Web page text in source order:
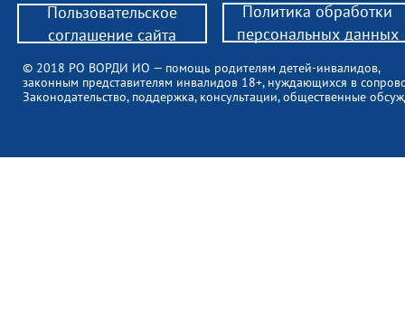
© 2018 РО ВОРДИ ИО — помощь родителям детей-инвалидов,
законным представителям инвалидов 18+, нуждающихся в
Законодательство, поддержка, консультации, общественные
Пользовательское
соглашение сайта
Политика обработки
персональных данных